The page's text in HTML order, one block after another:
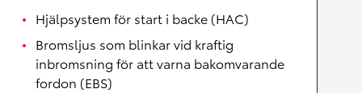
Hjälpsystem för start i backe (HAC)
Bromsljus som blinkar vid kraftig
inbromsning för att varna bakomvarande
fordon (EBS)